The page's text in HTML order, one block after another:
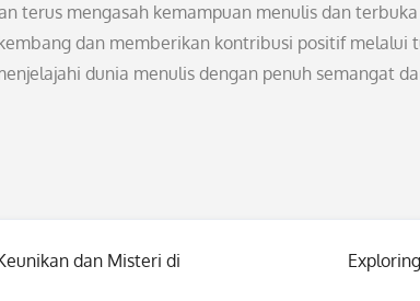
terus mengasah kemampuan menulis dan
dan memberikan kontribusi positif melalui
dunia menulis dengan penuh semangat
dan Misteri di